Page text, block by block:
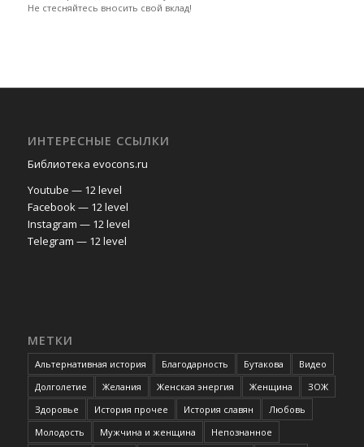
Не стесняйтесь вносить свой вклад!
ИНТЕРЕСНЫЕ ССЫЛКИ
Библиотека evocons.ru
Youtube — 12 level
Facebook — 12 level
Instagram — 12 level
Telegram — 12 level
МЕТКИ
Альтернативная история Благодарность Бутакова
Видео
Долголетие
Желания Женская энергия Женщина
ЗОЖ
Здоровье
История прочее История славян
Любовь
Молодость
Мужчина и женщина Непознанное